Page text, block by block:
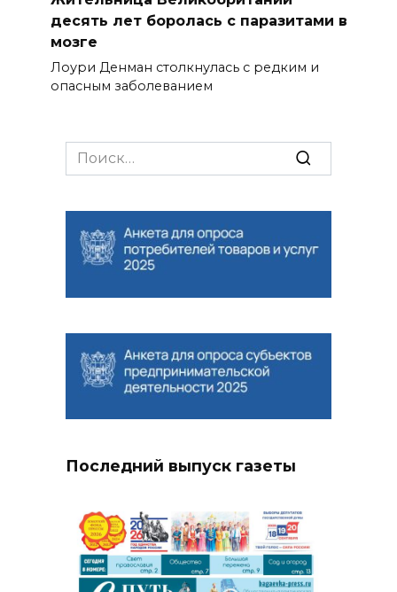
десять лет боролась с паразитами в
мозге
Лоури Денман столкнулась с редким и
опасным заболеванием
Search
for:
Последний выпуск газеты